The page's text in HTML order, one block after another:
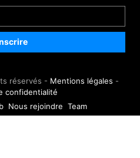
réservés - Mentions légales -
confidentialité
Nous rejoindre Team